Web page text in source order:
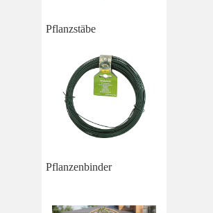
Pflanzstäbe
Pflanzenbinder